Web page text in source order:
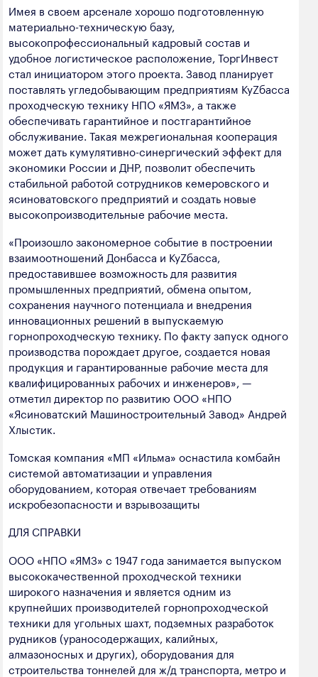
Имея в своем арсенале хорошо подготовленную
материально-техническую базу,
высокопрофессиональный кадровый состав и
удобное логистическое расположение, ТоргИнвест
стал инициатором этого проекта. Завод планирует
поставлять угледобывающим предприятиям КуZбасса
проходческую технику НПО «ЯМЗ», а также
обеспечивать гарантийное и постгарантийное
обслуживание. Такая межрегиональная кооперация
может дать кумулятивно-синергический эффект для
экономики России и ДНР, позволит обеспечить
стабильной работой сотрудников кемеровского и
ясиноватовского предприятий и создать новые
высокопроизводительные рабочие места.
«Произошло закономерное событие в построении
взаимоотношений Донбасса и КуZбасса,
предоставившее возможность для развития
промышленных предприятий, обмена опытом,
сохранения научного потенциала и внедрения
инновационных решений в выпускаемую
горнопроходческую технику. По факту запуск одного
производства порождает другое, создается новая
продукция и гарантированные рабочие места для
квалифицированных рабочих и инженеров», —
отметил директор по развитию ООО «НПО
«Ясиноватский Машиностроительный Завод» Андрей
Хлыстик.
Томская компания «МП «Ильма» оснастила комбайн
системой автоматизации и управления
оборудованием, которая отвечает требованиям
искробезопасности и взрывозащиты
ДЛЯ СПРАВКИ
ООО «НПО «ЯМЗ» с 1947 года занимается выпуском
высококачественной проходческой техники
широкого назначения и является одним из
крупнейших производителей горнопроходческой
техники для угольных шахт, подземных разработок
рудников (ураносодержащих, калийных,
алмазоносных и других), оборудования для
строительства тоннелей для ж/д транспорта, метро и